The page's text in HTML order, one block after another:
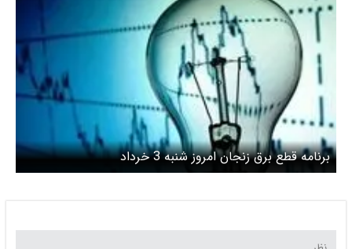
برنامه قطع برق زنجان امروز شنبه 3 خرداد